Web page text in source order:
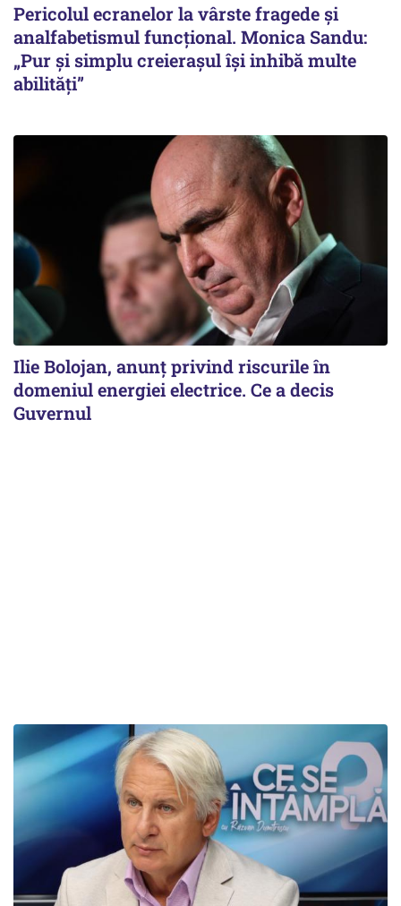
Pericolul ecranelor la vârste fragede și
analfabetismul funcțional. Monica Sandu:
„Pur și simplu creierașul își inhibă multe
abilități”
Ilie Bolojan, anunț privind riscurile în
domeniul energiei electrice. Ce a decis
Guvernul